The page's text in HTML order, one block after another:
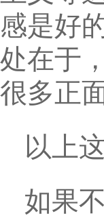
感是好
处在于
很多正
以上
如果